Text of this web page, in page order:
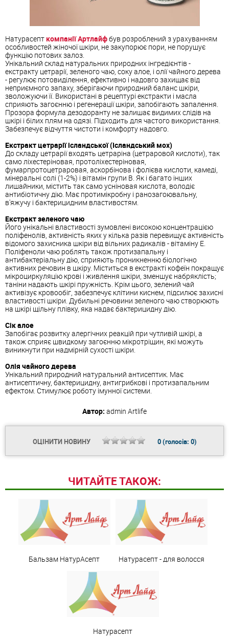
Натурасепткомпанії Артлайфбув розроблений з урахуванням
особливостей жіночої шкіри, не закупорює пори, не порушує
функцію потових залоз.
Унікальний склад натуральних природних інгредієнтів -
екстракту цетрарії, зеленого чаю, соку алое, і олії чайного дерева
- регулює потовиділення, ефективно і надовго захищає від
неприємного запаху, зберігаючи природний баланс шкіри,
зволожуючи її. Використані в рецептурі екстракти і масла
сприяють загоєнню і регенерації шкіри, запобігають запалення.
Прозора формула дезодоранту не залишає видимих ​​слідів на
шкірі і білих плям на одязі. Підходить для частого використання.
Забезпечує відчуття чистоти і комфорту надовго.
Екстракт цетрарії ісландської (Ісландський мох)
До складу цетрарії входять цетраріна (цетраровой кислоти), так
само ліхестеріновая, протоліхестеріновая,
фумарпротоцетраровая, аскорбінова і фолієва кислоти, камеді,
мінеральні солі (1-2%) і вітамін групи В. Як і багато інших
лишайники, містить так само усніновая кислота, володіє
антибіотичну дію. Має протимікробну і ранозагоювальну,
в'яжучу і бактерицидним властивостям.
Екстракт зеленого чаю
Його унікальні властивості зумовлені високою концентрацією
поліфенолів, активність яких у кілька разів перевищує активність
відомого захисника шкіри від вільних радикалів - вітаміну Е.
Поліфеноли чаю роблять також протизапальну і
антибактеріальну дію, сприяють проникненню біологічно
активних речовин в шкіру. Міститься в екстракті кофеїн покращує
мікроциркуляцію крові і живлення шкіри, зменшує набряклість;
таніни надають шкірі пружність. Крім цього, зелений чай
активізує кровообіг, забезпечує клітини киснем, підсилює захисні
властивості шкіри. Дубильні речовини зеленого чаю створюють
на шкірі щільну плівку, яка надає бактерицидну дію.
Сік алое
Запобігає розвитку алергічних реакцій при чутливій шкірі, а
також сприяє швидкому загоєнню мікротріщин, які можуть
виникнути при надмірній сухості шкіри.
Олія чайного дерева
Унікальний природний натуральний антисептик. Має
антисептичну, бактерицидну, антигрибкові і протизапальним
ефектом. Стимулює роботу імунної системи.
Автор: admin Artlife
ОЦІНИТИ НОВИНУ 0(голосів: 0)
ЧИТАЙТЕ ТАКОЖ:
Бальзам НатурАсепт Натурасепт - для волосся
Натурасепт